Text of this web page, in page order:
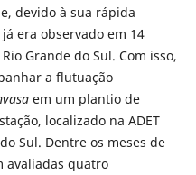
devido à sua rápida
era observado em 14
Grande do Sul. Com isso,
a flutuação
em um plantio de
localizado na ADET
Sul. Dentre os meses de
avaliadas quatro